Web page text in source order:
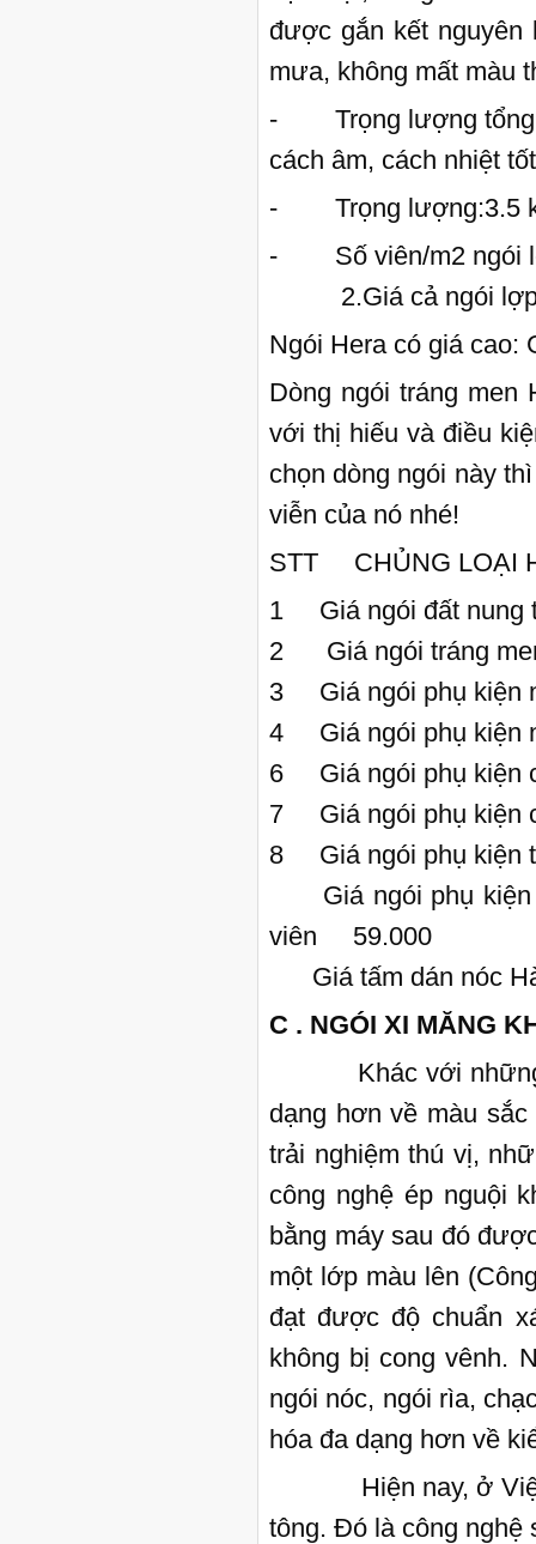
được gắn kết nguyên
mưa, không mất màu
- Trọng lượng tổng
cách âm, cách nhiệt
- Trọng lượng:3.5
- Số viên/m2 ngói
2.Giá cả ngói lợp
Ngói Hera có giá cao:
Dòng ngói tráng men
với thị hiếu và điều
chọn dòng ngói này
viễn của nó nhé!
STT CHỦNG
1 Giá ngói đất nung
2 Giá ngói tráng
3 Giá ngói phụ
4 Giá ngói phụ
6 Giá ngói phụ kiện
7 Giá ngói phụ
8 Giá ngói phụ kiện
Giá ngói phụ kiện
viên 59.000
Giá tấm dán nóc
C . NGÓI XI MĂNG
Khác với những
dạng hơn về màu
trải nghiệm thú vị,
công nghệ ép nguội
bằng máy sau đó
một lớp màu lên
đạt được độ chuẩn
không bị cong vênh.
ngói nóc, ngói rìa,
hóa đa dạng hơn về
Hiện nay, ở Việt
tông. Đó là công